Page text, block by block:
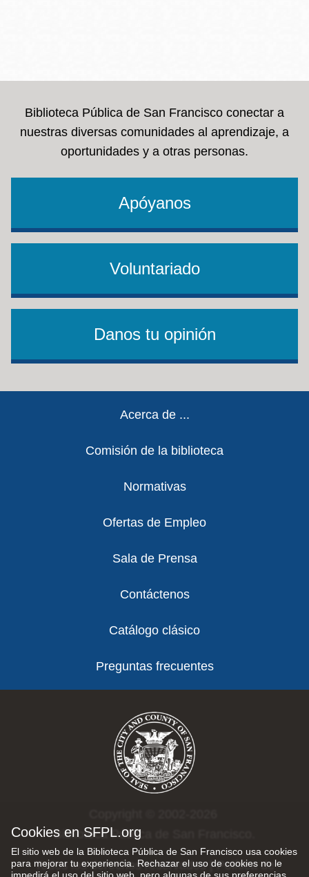
Cookies en SFPL.org
El sitio web de la Biblioteca Pública de San Francisco usa cookies
para mejorar tu experiencia. Rechazar el uso de cookies no le
Biblioteca Pública de San Francisco conectar a
nuestras diversas comunidades al aprendizaje, a
oportunidades y a otras personas.
Apóyanos
Voluntariado
Danos tu opinión
Acerca de ...
Comisión de la biblioteca
Normativas
Ofertas de Empleo
Sala de Prensa
Contáctenos
Catálogo clásico
Preguntas frecuentes
Biblioteca Pública de San Francisco.
Todos los derechos reservados |Política de